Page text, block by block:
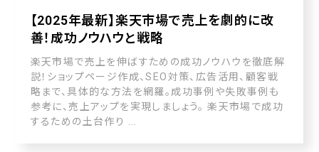
【2025年最新】楽天市場で売上を劇的に改
善！成功ノウハウと戦略
楽天市場で売上を伸ばすための成功ノウハウを徹底解
説！ショップページ作成、SEO対策、広告活用、顧客戦
略まで、具体的な方法を網羅。成功事例や失敗事例も
参考に、売上アップを実現しましょう。 楽天市場で成功
するための土台作り ...